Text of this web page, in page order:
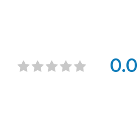
0.0